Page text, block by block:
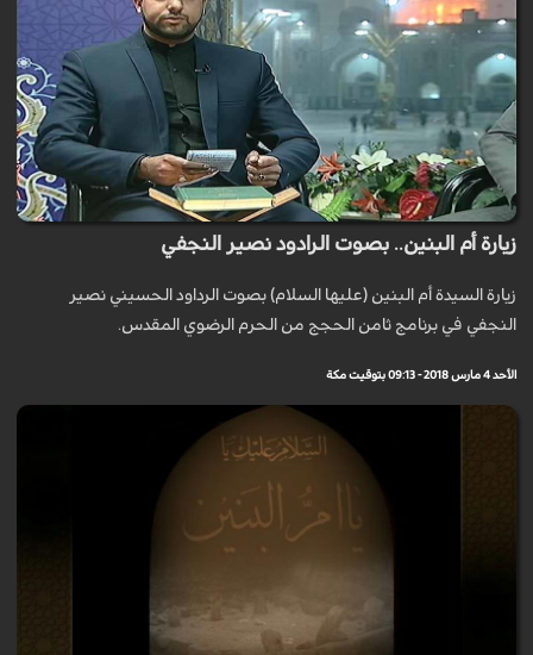
زيارة أم البنين.. بصوت الرادود نصير النجفي
زيارة السيدة أم البنين (عليها السلام) بصوت الرداود الحسيني نصير
النجفي في برنامج ثامن الحجج من الحرم الرضوي المقدس.
الأحد 4 مارس 2018 - 09:13 بتوقيت مكة